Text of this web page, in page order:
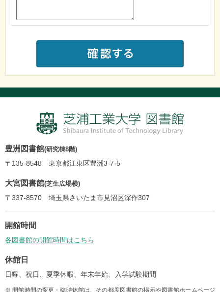
豊洲図書館(研究棟8階)
〒135-8548 東京都江東区豊洲3-7-5
大宮図書館(芝生広場横)
〒337-8570 埼玉県さいたま市見沼区深作307
開館時間
各図書館の開館時間はこちら
休館日
日曜、祝日、夏季休暇、年末年始、入学試験期間
※ 開館時間の変更・臨時休館は、その都度図書館の掲示や図書館ホームページ